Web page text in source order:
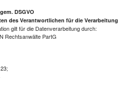
DSGVO
des Verantwortlichen für die Verarbeitung
gilt für die Datenverarbeitung durch:
Rechtsanwälte PartG